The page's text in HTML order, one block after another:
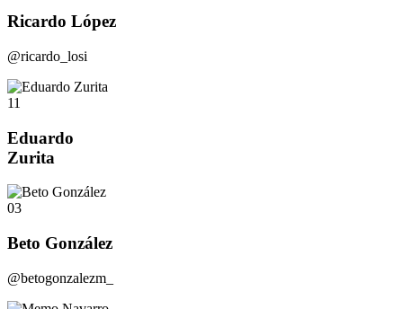
Ricardo López
@ricardo_losi
11
Eduardo
Zurita
03
Beto González
@betogonzalezm_